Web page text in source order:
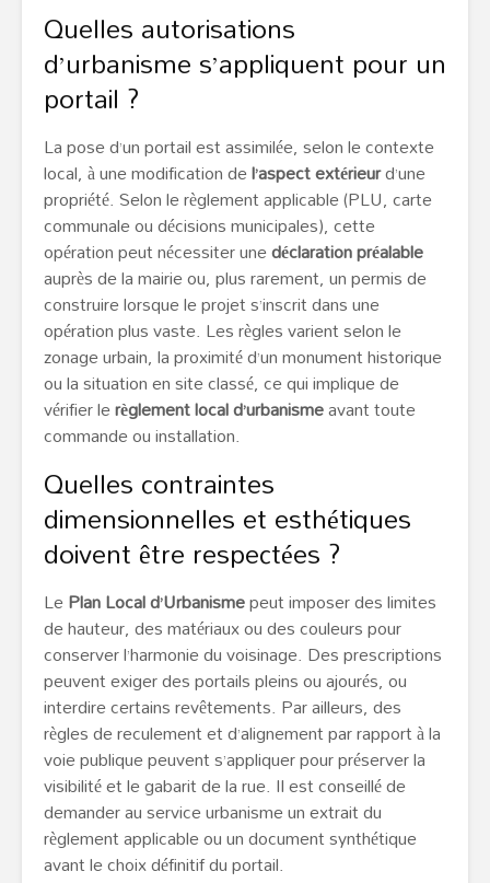
Quelles autorisations
d’urbanisme s’appliquent pour un
portail ?
La pose d’un portail est assimilée, selon le contexte
local, à une modification del’aspect extérieurd’une
propriété. Selon le règlement applicable (PLU, carte
communale ou décisions municipales), cette
opération peut nécessiter unedéclaration préalable
auprès de la mairie ou, plus rarement, un permis de
construire lorsque le projet s’inscrit dans une
opération plus vaste. Les règles varient selon le
zonage urbain, la proximité d’un monument historique
ou la situation en site classé, ce qui implique de
vérifier lerèglement local d’urbanismeavant toute
commande ou installation.
Quelles contraintes
dimensionnelles et esthétiques
doivent être respectées ?
LePlan Local d’Urbanismepeut imposer des limites
de hauteur, des matériaux ou des couleurs pour
conserver l’harmonie du voisinage. Des prescriptions
peuvent exiger des portails pleins ou ajourés, ou
interdire certains revêtements. Par ailleurs, des
règles de reculement et d’alignement par rapport à la
voie publique peuvent s’appliquer pour préserver la
visibilité et le gabarit de la rue. Il est conseillé de
demander au service urbanisme un extrait du
règlement applicable ou un document synthétique
avant le choix définitif du portail.